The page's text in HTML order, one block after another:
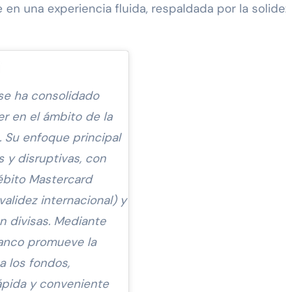
una experiencia fluida, respaldada por la
ha consolidado
en el ámbito de la
Su enfoque principal
y disruptivas, con
Mastercard
internacional) y
divisas. Mediante
promueve la
los fondos,
y conveniente